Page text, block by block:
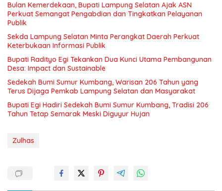
Bulan Kemerdekaan, Bupati Lampung Selatan Ajak ASN
Perkuat Semangat Pengabdian dan Tingkatkan Pelayanan
Publik
Sekda Lampung Selatan Minta Perangkat Daerah Perkuat
Keterbukaan Informasi Publik
Bupati Radityo Egi Tekankan Dua Kunci Utama Pembangunan
Desa: Impact dan Sustainable
Sedekah Bumi Sumur Kumbang, Warisan 206 Tahun yang
Terus Dijaga Pemkab Lampung Selatan dan Masyarakat
Bupati Egi Hadiri Sedekah Bumi Sumur Kumbang, Tradisi 206
Tahun Tetap Semarak Meski Diguyur Hujan
Zulhas